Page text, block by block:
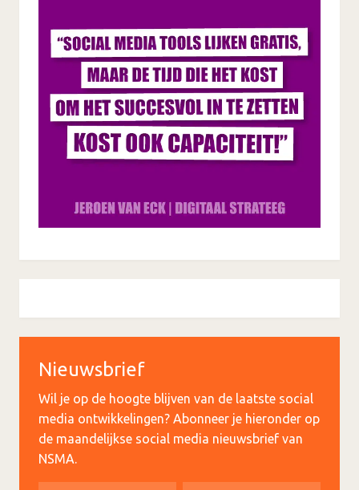
Nieuwsbrief
Wil je op de hoogte blijven van de laatste social
media ontwikkelingen? Abonneer je hieronder op
de maandelijkse social media nieuwsbrief van
NSMA.